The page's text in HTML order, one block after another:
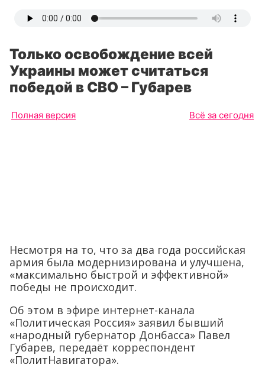
Только освобождение всей
Украины может считаться
победой в СВО – Губарев
Полная версия Всё за сегодня
Несмотря на то, что за два года российская
армия была модернизирована и улучшена,
«максимально быстрой и эффективной»
победы не происходит.
Об этом в эфире интернет-канала
«Политическая Россия» заявил бывший
«народный губернатор Донбасса» Павел
Губарев, передаёт корреспондент
«ПолитНавигатора».